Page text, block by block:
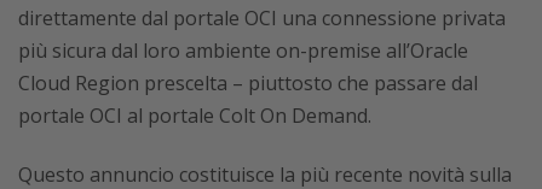
direttamente dal portale OCI una connessione privata
più sicura dal loro ambiente on-premise all’Oracle
Cloud Region prescelta – piuttosto che passare dal
portale OCI al portale Colt On Demand.
Questo annuncio costituisce la più recente novità sulla